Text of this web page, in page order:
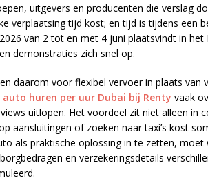
uitgevers en producenten die verslag
verplaatsing tijd kost; en tijd is tijdens een
van 2 tot en met 4 juni plaatsvindt in
demonstraties zich snel op.
daarom voor flexibel vervoer in plaats
auto huren per uur Dubai bij Renty vaak
uitlopen. Het voordeel zit niet alleen in
aansluitingen of zoeken naar taxi’s kost
als praktische oplossing in te zetten,
en verzekeringsdetails